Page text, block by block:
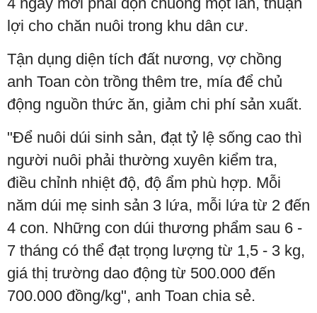
lợi cho chăn nuôi trong khu dân cư.
Tận dụng diện tích đất nương, vợ chồng
anh Toan còn trồng thêm tre, mía để chủ
động nguồn thức ăn, giảm chi phí sản xuất.
"Để nuôi dúi sinh sản, đạt tỷ lệ sống cao thì
người nuôi phải thường xuyên kiểm tra,
điều chỉnh nhiệt độ, độ ẩm phù hợp. Mỗi
năm dúi mẹ sinh sản 3 lứa, mỗi lứa từ 2 đến
4 con. Những con dúi thương phẩm sau 6 -
7 tháng có thể đạt trọng lượng từ 1,5 - 3 kg,
giá thị trường dao động từ 500.000 đến
700.000 đồng/kg", anh Toan chia sẻ.